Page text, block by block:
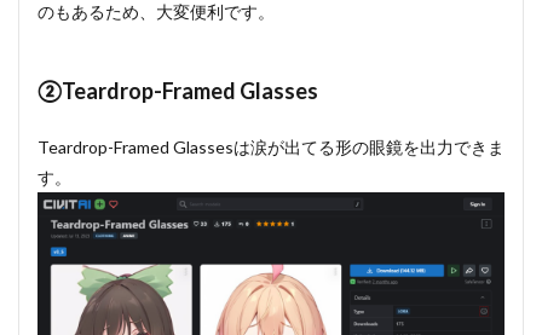
のもあるため、大変便利です。
②Teardrop-Framed Glasses
Teardrop-Framed Glassesは涙が出てる形の眼鏡を出力できま
す。